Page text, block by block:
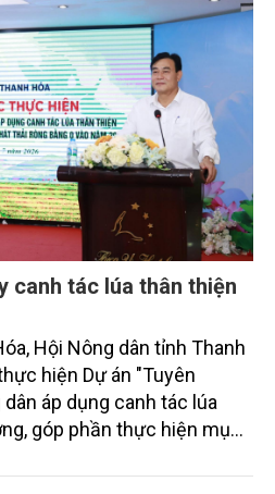
canh tác lúa thân thiện
Hội Nông dân tỉnh Thanh
hiện Dự án "Tuyên
áp dụng canh tác lúa
góp phần thực hiện mục
của đông đảo đại biểu đến